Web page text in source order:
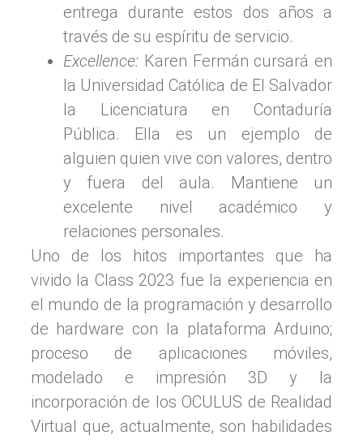
entrega durante estos dos años a
través de su espíritu de servicio.
Excellence:Karen Fermán cursará en
la Universidad Católica de El Salvador
la Licenciatura en Contaduría
Pública. Ella es un ejemplo de
alguien quien vive con valores, dentro
y fuera del aula. Mantiene un
excelente nivel académico y
relaciones personales.
Uno de los hitos importantes que ha
vivido la Class 2023 fue la experiencia en
el mundo de la programación y desarrollo
de hardware con la plataforma Arduino;
proceso de aplicaciones móviles,
modelado e impresión 3D y la
incorporación de los OCULUS de Realidad
Virtual que, actualmente, son habilidades